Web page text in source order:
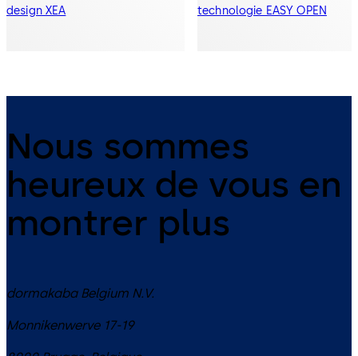
design XEA
technologie EASY OPEN
Nous sommes
heureux de vous en
montrer plus
dormakaba Belgium N.V.
Monnikenwerve 17-19